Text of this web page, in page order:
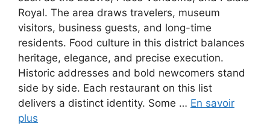
Royal. The area draws travelers, museum
visitors, business guests, and long-time
residents. Food culture in this district balances
heritage, elegance, and precise execution.
Historic addresses and bold newcomers stand
side by side. Each restaurant on this list
delivers a distinct identity. Some … En savoir
plus